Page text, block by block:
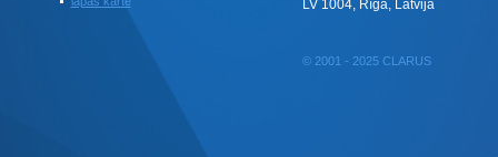
LV 1004, Rīga, Latvija
© 2001 - 2025 CLARUS